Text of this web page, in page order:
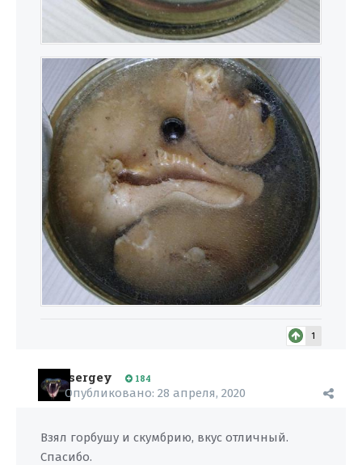
1
sergey 184
Опубликовано: 28 апреля, 2020
Взял горбушу и скумбрию, вкус отличный.
Спасибо.